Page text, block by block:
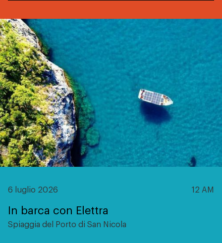
6 luglio 2026 12 AM
In barca con Elettra
Spiaggia del Porto di San Nicola